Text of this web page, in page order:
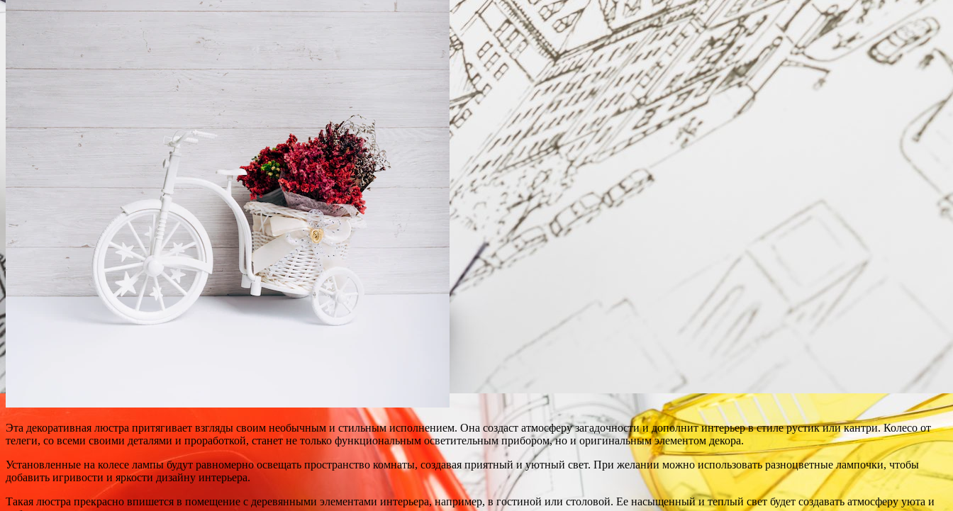
Эта декоративная люстра притягивает взгляды своим необычным и стильным исполнением. Она создаст атмосферу загадочности и дополнит интерьер в стиле рустик или кантри. Колесо от
телеги, со всеми своими деталями и проработкой, станет не только функциональным осветительным прибором, но и оригинальным элементом декора.
Установленные на колесе лампы будут равномерно освещать пространство комнаты, создавая приятный и уютный свет. При желании можно использовать разноцветные лампочки, чтобы
добавить игривости и яркости дизайну интерьера.
Такая люстра прекрасно впишется в помещение с деревянными элементами интерьера, например, в гостиной или столовой. Ее насыщенный и теплый свет будет создавать атмосферу уюта и